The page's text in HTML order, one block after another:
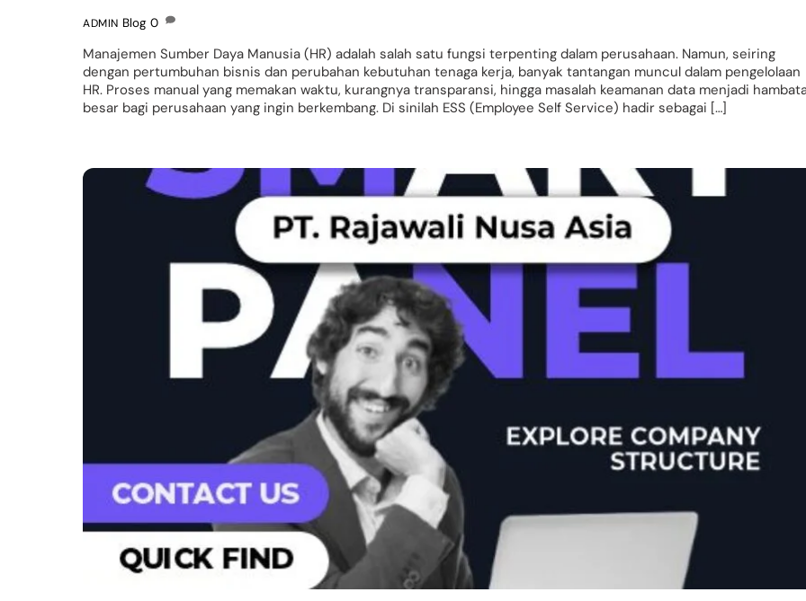
ADMIN Blog 0
Manajemen Sumber Daya Manusia (HR) adalah salah satu fungsi terpenting dalam perusahaan. Namun, seiring
dengan pertumbuhan bisnis dan perubahan kebutuhan tenaga kerja, banyak tantangan muncul dalam pengelolaan
HR. Proses manual yang memakan waktu, kurangnya transparansi, hingga masalah keamanan data menjadi
besar bagi perusahaan yang ingin berkembang. Di sinilah ESS (Employee Self Service) hadir sebagai […]